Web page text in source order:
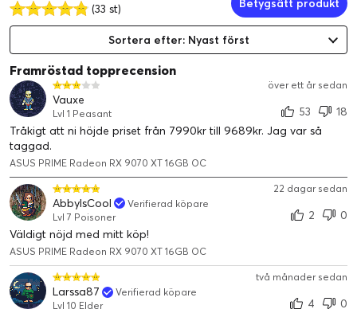
2.5-slot designkortkompatibelt med byggsystem med liten
Axial-tech-fläktarhar ett mindre fläktnav som möjliggör
längre skovlar och en barriärring som ökar lufttrycket nedåt
GPU-värmedyna med fasväxling
säkerställer optimal
värmeöverföring och sänker GPU-temperaturen för bättre
prestanda och tillförlitlighet
2.5-slot-designger större byggkompatibilitet med bibehållen
Fläktlager med dubbla kulor
håller upp till dubbelt så länge
som vanliga hylslager
0dB-teknikengör att du kan njuta av lätt spelande i relativ
tystnad
MedDual BIOS-omkopplarenkan du växla mellan BIOS-
profilerna Quiet och Performance
Auto-Extremetillverkningsprocess för precision och
tillförlitlighet
(33 st) Betygsätt produkt
Sortera efter: Nyast först
Framröstad topprecension
över ett år sedan
Vauxe
Lvl 1 Peasant 53
18
Tråkigt att ni höjde priset från 7990kr till 9689kr. Jag var så
taggad.
ASUS PRIME Radeon RX 9070 XT 16GB OC
22 dagar sedan
AbbyIsCool
Verifierad köpare
Lvl 7 Poisoner
2
0
Väldigt nöjd med mitt köp!
ASUS PRIME Radeon RX 9070 XT 16GB OC
två månader sedan
Larssa87
Verifierad köpare
Lvl 10 Elder
4
0